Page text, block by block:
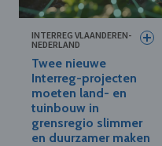
INTERREG VLAANDEREN-
NEDERLAND
Twee nieuwe
Interreg-projecten
moeten land- en
tuinbouw in
grensregio slimmer
en duurzamer maken